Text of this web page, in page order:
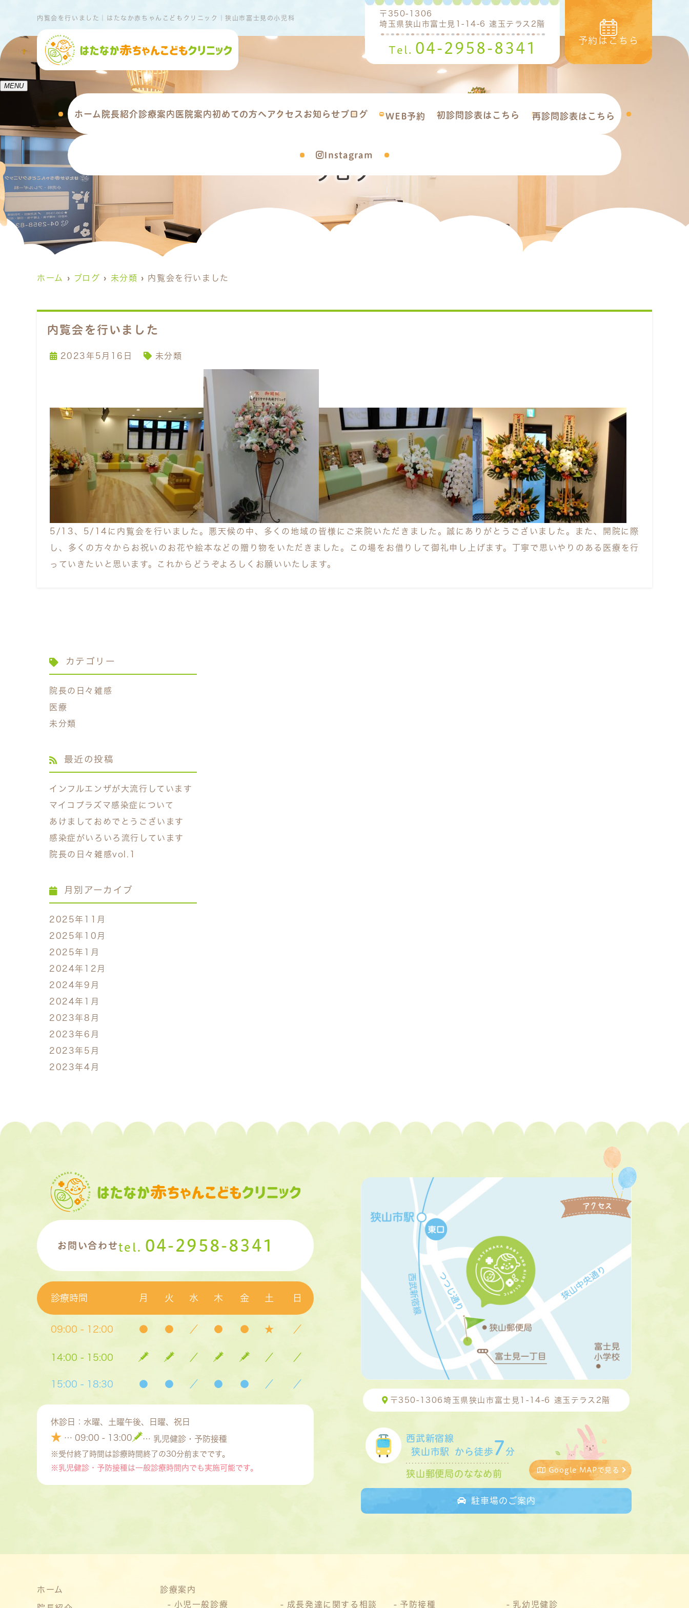
内覧会を行いました｜はたなか赤ちゃんこどもクリニック｜狭山市富士見の小児科
〒350-1306
埼玉県狭山市富士見1-14-6 速玉テラス2階
Tel. 04-2958-8341 予約はこちら
MENU
ホーム 院長紹介診療案内 医院案内初めての方へ アクセス お知らせ ブログ WEB予約 初診問診表はこちら 再診問診表はこちら
Instagram
ブログ
ホーム ブログ 未分類 内覧会を行いました
内覧会を行いました
2023年5月16日 未分類
5/13、5/14に内覧会を行いました。悪天候の中、多くの地域の皆様にご来院いただきました。誠にありがとうございました。また、開院に際
し、多くの方々からお祝いのお花や絵本などの贈り物をいただきました。この場をお借りして御礼申し上げます。丁寧で思いやりのある医療を行
っていきたいと思います。これからどうぞよろしくお願いいたします。
カテゴリー
院長の日々雑感
医療
未分類
最近の投稿
インフルエンザが大流行しています
マイコプラズマ感染症について
あけましておめでとうございます
感染症がいろいろ流行しています
院長の日々雑感vol.1
月別アーカイブ
2025年11月
2025年10月
2025年1月
2024年12月
2024年9月
2024年1月
2023年8月
2023年6月
2023年5月
2023年4月
お問い合わせtel. 04-2958-8341
診療時間 月 火 水 木 金 土 日
09:00 - 12:00 ● ● ／ ● ● ★ ／
14:00 - 15:00 ／ ／ ／
15:00 - 18:30 ● ● ／ ● ● ／ ／
休診日：水曜、土曜午後、日曜、祝日
★ … 09:00 - 13:00 … 乳児健診・予防接種
※受付終了時間は診療時間終了の30分前までです。
※乳児健診・予防接種は一般診療時間内でも実施可能です。
〒350-1306埼玉県狭山市富士見1-14-6 速玉テラス2階
西武新宿線
狭山市駅
から徒歩 7 分
狭山郵便局のななめ前 Google MAPで見る
駐車場のご案内
ホーム
診療案内
小児一般診療
成長発達に関する相談 予防接種 乳幼児健診